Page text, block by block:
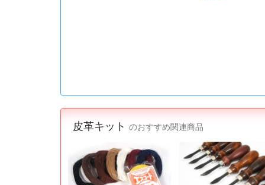
皮革キット のおすすめ関連商品